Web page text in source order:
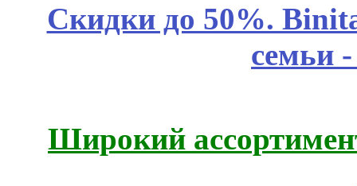
Скидки до 50%.
семьи
Широкий